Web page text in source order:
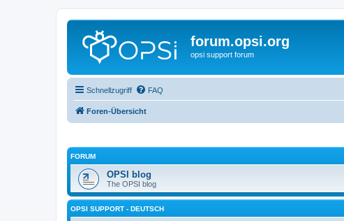
forum.opsi.org
opsi support forum
Schnellzugriff FAQ
Foren-Übersicht
FORUM
OPSI blog
The OPSI blog
OPSI SUPPORT - DEUTSCH